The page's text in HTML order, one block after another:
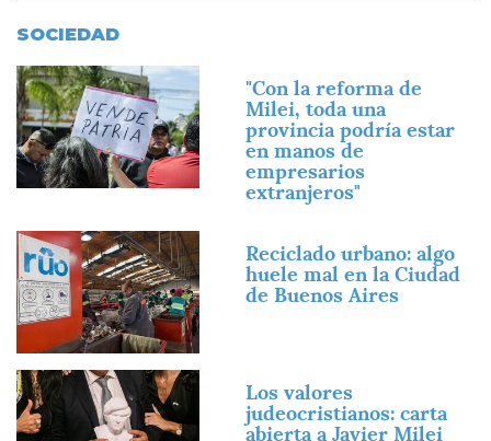
SOCIEDAD
Imagen
"Con la reforma de
Milei, toda una
provincia podría estar
en manos de
empresarios
extranjeros"
Imagen
Reciclado urbano: algo
huele mal en la Ciudad
de Buenos Aires
Imagen
Los valores
judeocristianos: carta
abierta a Javier Milei